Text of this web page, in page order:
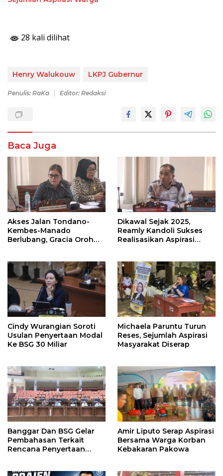
28 kali dilihat
Henry Walukouw LKPJ Gubernur
Penulis: RaKa Editor: Redaksi
Baca Juga
Akses Jalan Tondano-
Kembes-Manado
Berlubang, Gracia Oroh
Dikawal Sejak 2025,
Reamly Kandoli Sukses
Realisasikan Aspirasi
Tahun Depan
Cindy Wurangian Soroti
Usulan Penyertaan Modal
Ke BSG 30 Miliar
Michaela Paruntu Turun
Reses, Sejumlah Aspirasi
Masyarakat Diserap
Banggar Dan BSG Gelar
Pembahasan Terkait
Rencana Penyertaan
Amir Liputo Serap Aspirasi
Bersama Warga Korban
Kebakaran Pakowa